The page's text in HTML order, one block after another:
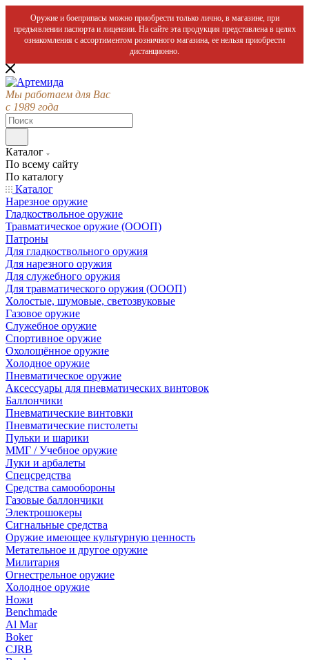
Оружие и боеприпасы можно приобрести только лично, в магазине, при
предъявлении паспорта и лицензии. На сайте эта продукция представлена в целях
ознакомления с ассортиментом розничного магазина, ее нельзя приобрести
дистанционно.
Мы работаем для Вас
с 1989 года
Каталог
По всему сайту
По каталогу
Каталог
Нарезное оружие
Гладкоствольное оружие
Травматическое оружие (ОООП)
Патроны
Для гладкоствольного оружия
Для нарезного оружия
Для служебного оружия
Для травматического оружия (ОООП)
Холостые, шумовые, светозвуковые
Газовое оружие
Служебное оружие
Спортивное оружие
Охолощённое оружие
Холодное оружие
Пневматическое оружие
Аксессуары для пневматических винтовок
Баллончики
Пневматические винтовки
Пневматические пистолеты
Пульки и шарики
ММГ / Учебное оружие
Луки и арбалеты
Спецсредства
Средства самообороны
Газовые баллончики
Электрошокеры
Сигнальные средства
Оружие имеющее культурную ценность
Метательное и другое оружие
Милитария
Огнестрельное оружие
Холодное оружие
Ножи
Benchmade
Al Mar
Boker
CJRB